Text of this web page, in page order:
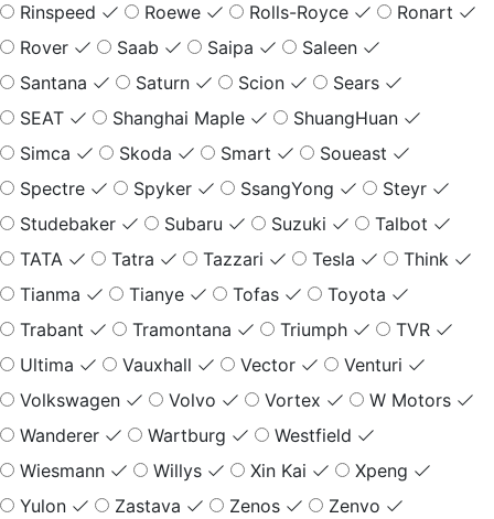
Rinspeed
Roewe Rolls-Royce
Ronart
Rover
Saab Saipa
Saleen
Santana
Saturn Scion
Sears
SEAT
Shanghai Maple
ShuangHuan
Simca
Skoda Smart
Soueast
Spectre
Spyker SsangYong
Steyr
Studebaker
Subaru Suzuki
Talbot
TATA
Tatra Tazzari Tesla
Think
Tianma
Tianye Tofas
Toyota
Trabant
Tramontana Triumph
TVR
Ultima
Vauxhall Vector
Venturi
Volkswagen
Volvo Vortex
W Motors
Wanderer
Wartburg
Westfield
Wiesmann
Willys Xin Kai
Xpeng
Yulon
Zastava Zenos
Zenvo